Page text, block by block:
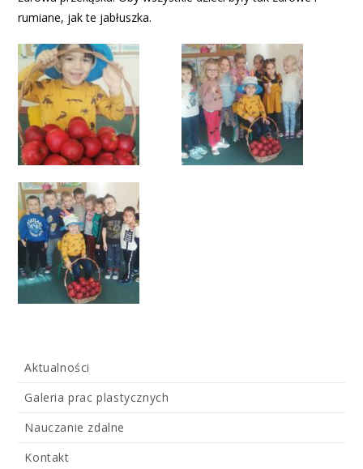
rumiane, jak te jabłuszka.
Aktualności
Galeria prac plastycznych
Nauczanie zdalne
Kontakt